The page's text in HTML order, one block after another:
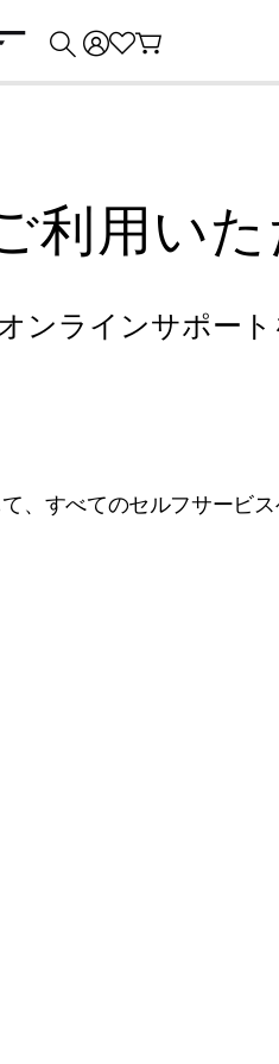
利用い
ンラインサポート
、すべてのセルフサービ